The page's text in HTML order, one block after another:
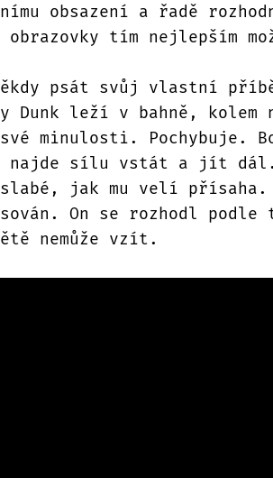
obsazení a řadě
tím nejlepším
psát svůj vlastní
Dunk leží v bahně,
minulosti. Pochybuje.
najde sílu vstát a jít
slabé, jak mu velí
On se rozhodl
nemůže vzít.